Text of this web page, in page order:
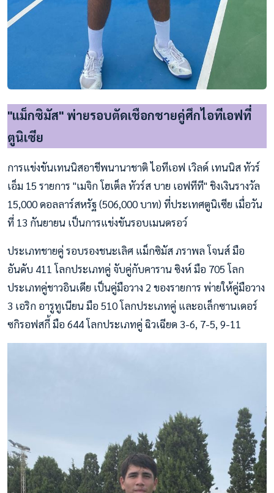
"แม็กซิมัส" พ่ายรอบตัดเชือกชายคู่ศึกไอทีเอฟที่
ตูนิเซีย
การแข่งขันเทนนิสอาชีพนานาชาติ ไอทีเอฟ เวิลด์ เทนนิส ทัวร์
เอ็ม 15 รายการ "เมจิก โฮเต็ล ทัวร์ส บาย เอฟทีที" ชิงเงินรางวัล
15,000 ดอลลาร์สหรัฐ (506,000 บาท) ที่ประเทศตูนิเซีย เมื่อวัน
ที่ 13 กันยายน เป็นการแข่งขันรอบเมนดรอว์
ประเภทชายคู่ รอบรองชนะเลิศ แม็กซิมัส ภราพล โจนส์ มือ
อันดับ 411 โลกประเภทคู่ จับคู่กับคาราน ซิงห์ มือ 705 โลก
ประเภทคู่ชาวอินเดีย เป็นคู่มือวาง 2 ของรายการ พ่ายให้คู่มือวาง
3 เอริก อารูทูเนียน มือ 510 โลกประเภทคู่ และอเล็กซานเดอร์
ซกิรอฟสกี้ มือ 644 โลกประเภทคู่ ฉิวเฉียด 3-6, 7-5, 9-11